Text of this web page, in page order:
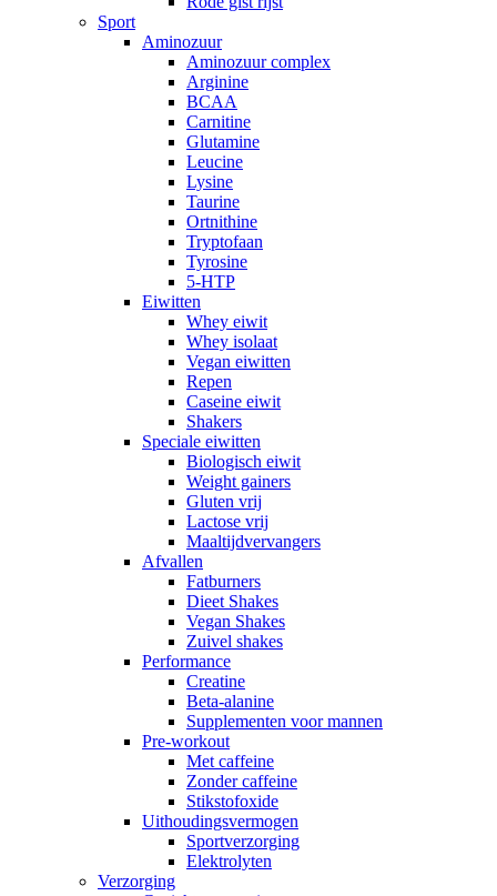
Sport
Aminozuur
Aminozuur complex
Arginine
BCAA
Carnitine
Glutamine
Leucine
Lysine
Taurine
Ortnithine
Tryptofaan
Tyrosine
5-HTP
Eiwitten
Whey eiwit
Whey isolaat
Vegan eiwitten
Repen
Caseine eiwit
Shakers
Speciale eiwitten
Biologisch eiwit
Weight gainers
Gluten vrij
Lactose vrij
Maaltijdvervangers
Afvallen
Fatburners
Dieet Shakes
Vegan Shakes
Zuivel shakes
Performance
Creatine
Beta-alanine
Supplementen voor mannen
Pre-workout
Met caffeine
Zonder caffeine
Stikstofoxide
Uithoudingsvermogen
Sportverzorging
Elektrolyten
Verzorging